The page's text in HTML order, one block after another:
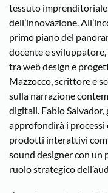
tessuto
dell’innovazione.
primo piano del
docente e
tra web design e
Mazzocco, scrittore e
sulla narrazione
digitali. Fabio Salvador,
approfondirà i processi
prodotti interattivi
sound designer con
ruolo strategico